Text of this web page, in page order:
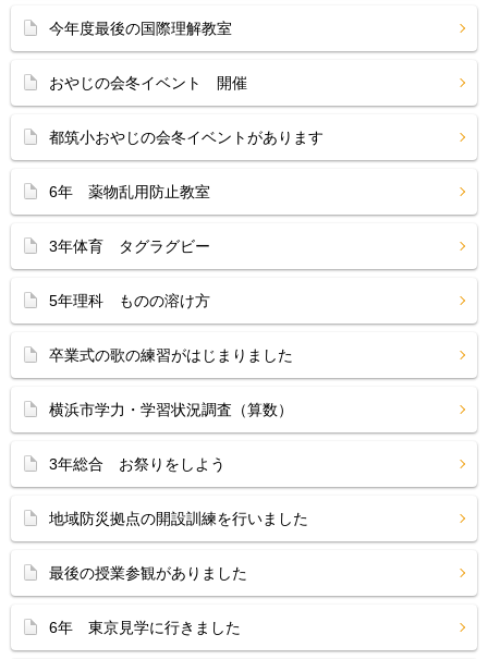
今年度最後の国際理解教室
おやじの会冬イベント 開催
都筑小おやじの会冬イベントがあります
6年 薬物乱用防止教室
3年体育 タグラグビー
5年理科 ものの溶け方
卒業式の歌の練習がはじまりました
横浜市学力・学習状況調査（算数）
3年総合 お祭りをしよう
地域防災拠点の開設訓練を行いました
最後の授業参観がありました
6年 東京見学に行きました